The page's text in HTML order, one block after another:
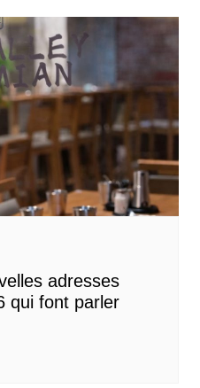
adresses
qui font parler